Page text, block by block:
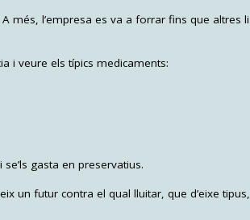
més, l’empresa es va a forrar fins que altres li
i veure els típics medicaments:
gasta en preservatius.
un futur contra el qual lluitar, que d’eixe tipus,